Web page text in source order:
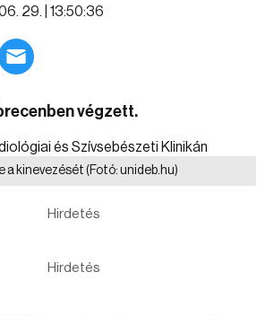
29. | 13:50:36
végzett.
a kinevezését (Fotó: unideb.hu)
Hirdetés
Hirdetés